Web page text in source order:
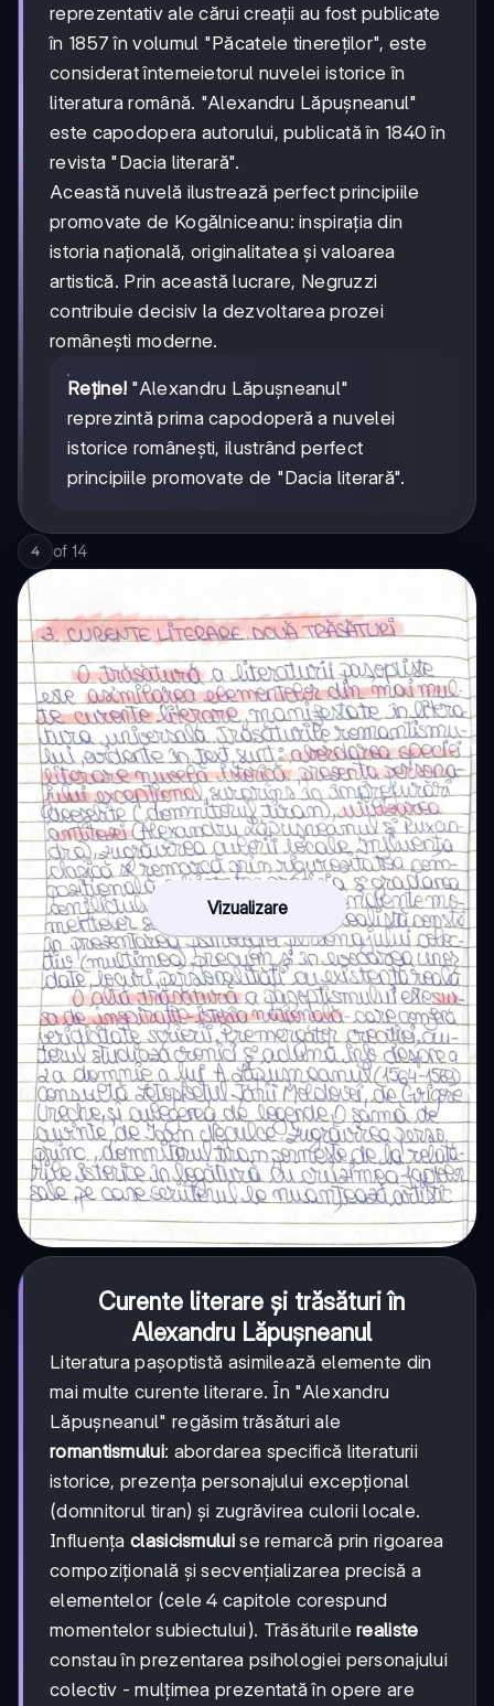
reprezentativ ale cărui creații au fost publicate
în 1857 în volumul "Păcatele tinereților", este
considerat întemeietorul nuvelei istorice în
literatura română. "Alexandru Lăpușneanul"
este capodopera autorului, publicată în 1840 în
revista "Dacia literară".
Această nuvelă ilustrează perfect principiile
promovate de Kogălniceanu: inspirația din
istoria națională, originalitatea și valoarea
artistică. Prin această lucrare, Negruzzi
contribuie decisiv la dezvoltarea prozei
românești moderne.
Reține! "Alexandru Lăpușneanul"
reprezintă prima capodoperă a nuvelei
istorice românești, ilustrând perfect
principiile promovate de "Dacia literară".
4 of 14
Vizualizare
Curente literare și trăsături în
Alexandru Lăpușneanul
Literatura pașoptistă asimilează elemente din
mai multe curente literare. În "Alexandru
Lăpușneanul" regăsim trăsături ale
romantismului: abordarea specifică literaturii
istorice, prezența personajului excepțional
(domnitorul tiran) și zugrăvirea culorii locale.
Influența clasicismuluise remarcă prin rigoarea
compozițională și secvențializarea precisă a
elementelor (cele 4 capitole corespund
momentelor subiectului). Trăsăturilerealiste
constau în prezentarea psihologiei personajului
colectiv - mulțimea prezentată în opere are